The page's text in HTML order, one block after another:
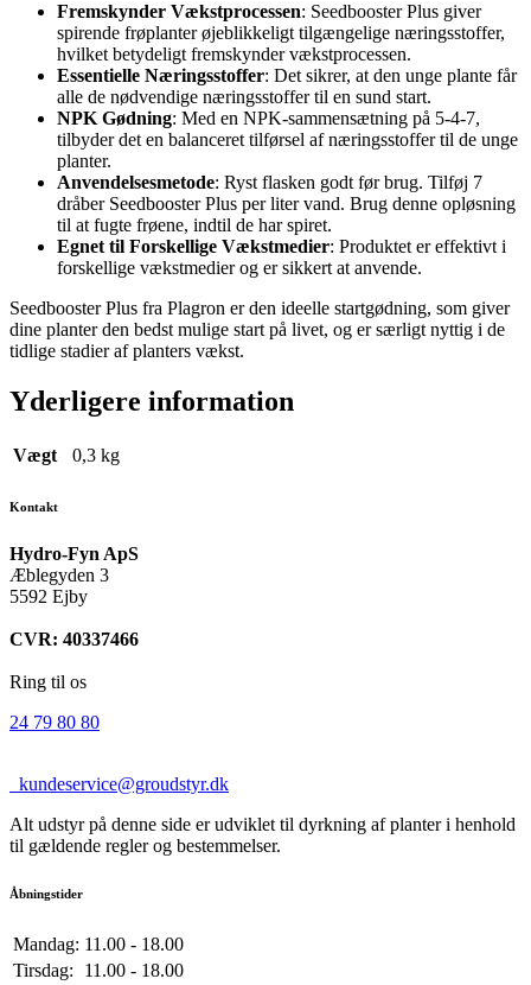
Fremskynder Vækstprocessen: Seedbooster Plus giver
spirende frøplanter øjeblikkeligt tilgængelige næringsstoffer,
hvilket betydeligt fremskynder vækstprocessen.
Essentielle Næringsstoffer: Det sikrer, at den unge plante får
alle de nødvendige næringsstoffer til en sund start.
NPK Gødning: Med en NPK-sammensætning på 5-4-7,
tilbyder det en balanceret tilførsel af næringsstoffer til de unge
planter.
Anvendelsesmetode: Ryst flasken godt før brug. Tilføj 7
dråber Seedbooster Plus per liter vand. Brug denne opløsning
til at fugte frøene, indtil de har spiret.
Egnet til Forskellige Vækstmedier: Produktet er effektivt i
forskellige vækstmedier og er sikkert at anvende.
Seedbooster Plus fra Plagron er den ideelle startgødning, som giver
dine planter den bedst mulige start på livet, og er særligt nyttig i de
tidlige stadier af planters vækst.
Yderligere information
Vægt 0,3 kg
Kontakt
Hydro-Fyn ApS
Æblegyden 3
5592 Ejby
CVR: 40337466
Ring til os
24 79 80 80
kundeservice@groudstyr.dk
Alt udstyr på denne side er udviklet til dyrkning af planter i henhold
til gældende regler og bestemmelser.
Åbningstider
Mandag: 11.00 - 18.00
Tirsdag:
11.00 - 18.00